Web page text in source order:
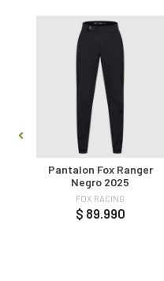
Pantalon Fox Ranger
Negro 2025
FOX RACING
$ 89.990